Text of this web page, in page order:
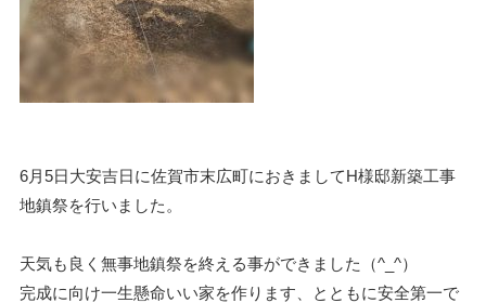
6月5日大安吉日に佐賀市末広町におきましてH様邸新築工事
地鎮祭を行いました。
天気も良く無事地鎮祭を終える事ができました（^_^）
完成に向け一生懸命いい家を作ります、とともに安全第一で